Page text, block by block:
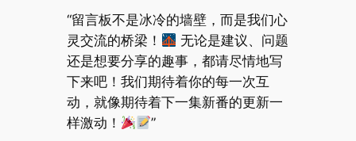
“留言板不是冰冷的墙壁，而是我们心
灵交流的桥梁！
无论是建议、问题
还是想要分享的趣事，都请尽情地写
下来吧！我们期待着你的每一次互
动，就像期待着下一集新番的更新一
样激动！
”